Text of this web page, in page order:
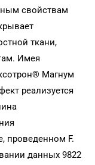
свойствам
ткани,
Имея
Магнум
реализуется
проведенном F.
данных 9822